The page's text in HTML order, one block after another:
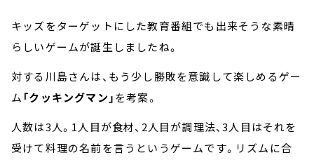
キッズをターゲットにした教育番組でも出来そうな素晴
らしいゲームが誕生しましたね。
対する川島さんは、もう少し勝敗を意識して楽しめるゲー
ム 「クッキングマン」を考案。
人数は3人。1人目が食材、2人目が調理法、3人目はそれを
受けて料理の名前を言うというゲームです。リズムに合